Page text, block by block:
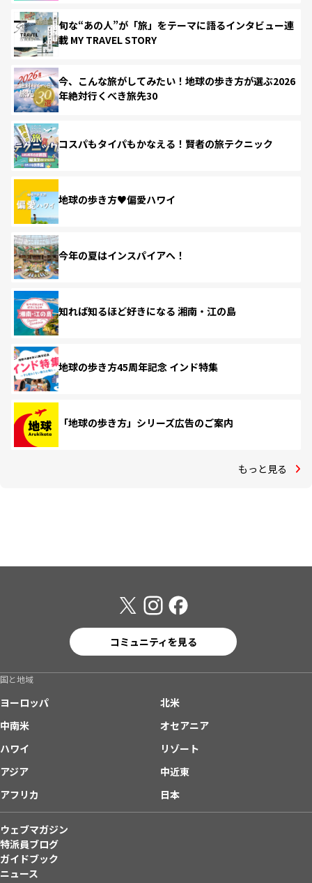
旬な“あの人”が「旅」をテーマに語るインタビュー連
載 MY TRAVEL STORY
今、こんな旅がしてみたい！地球の歩き方が選ぶ2026
年絶対行くべき旅先30
コスパもタイパもかなえる！賢者の旅テクニック
地球の歩き方♥偏愛ハワイ
今年の夏はインスパイアへ！
知れば知るほど好きになる 湘南・江の島
地球の歩き方45周年記念 インド特集
「地球の歩き方」シリーズ広告のご案内
もっと見る
コミュニティを見る
国と地域
ヨーロッパ
北米
中南米
オセアニア
ハワイ
リゾート
アジア
中近東
アフリカ
日本
ウェブマガジン
特派員ブログ
ガイドブック
ニュース